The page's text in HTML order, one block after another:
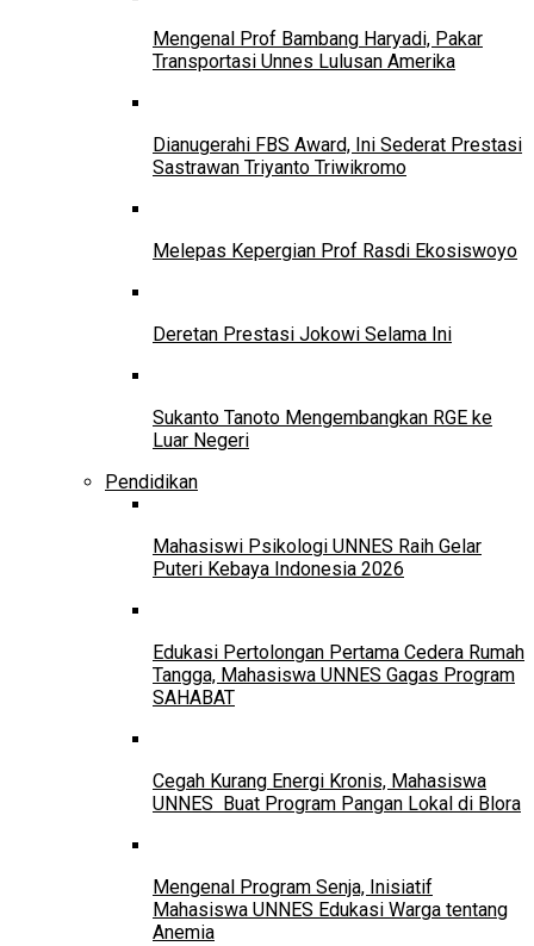
Mengenal Prof Bambang Haryadi, Pakar
Transportasi Unnes Lulusan Amerika
Dianugerahi FBS Award, Ini Sederat Prestasi
Sastrawan Triyanto Triwikromo
Melepas Kepergian Prof Rasdi Ekosiswoyo
Deretan Prestasi Jokowi Selama Ini
Sukanto Tanoto Mengembangkan RGE ke
Luar Negeri
Pendidikan
Mahasiswi Psikologi UNNES Raih Gelar
Puteri Kebaya Indonesia 2026
Edukasi Pertolongan Pertama Cedera Rumah
Tangga, Mahasiswa UNNES Gagas Program
SAHABAT
Cegah Kurang Energi Kronis, Mahasiswa
UNNES Buat Program Pangan Lokal di Blora
Mengenal Program Senja, Inisiatif
Mahasiswa UNNES Edukasi Warga tentang
Anemia